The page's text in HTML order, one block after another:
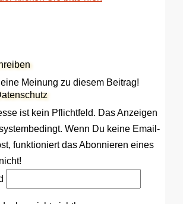
REP | Hobby 600 - Reparatur Aufbautür
Meinung zu diesem Beitrag!
ist kein Pflichtfeld. Das Anzeigen
Wenn Du keine Email-
funktioniert das Abonnieren eines